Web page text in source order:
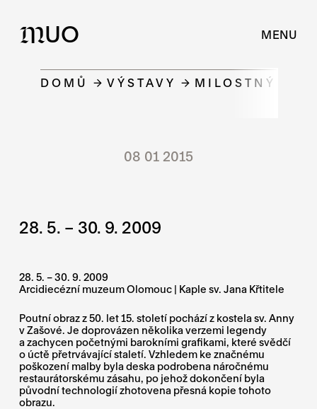
MUO MENU
DOMŮ VÝSTAVY MILOSTNÝ
08 01 2015
28. 5. – 30. 9. 2009
28. 5. – 30. 9. 2009
Arcidiecézní muzeum Olomouc | Kaple sv. Jana Křtitele
Poutní obraz z 50. let 15. století pochází z kostela sv. Anny
v Zašové. Je doprovázen několika verzemi legendy
a zachycen početnými barokními grafikami, které svědčí
o úctě přetrvávající staletí. Vzhledem ke značnému
poškození malby byla deska podrobena náročnému
restaurátorskému zásahu, po jehož dokončení byla
původní technologií zhotovena přesná kopie tohoto
obrazu.